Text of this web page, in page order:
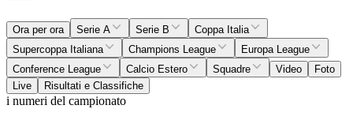
Ora per ora Serie A Serie B
Coppa Italia
Supercoppa Italiana
Champions League
Europa League
Conference League
Calcio Estero Squadre Video
Foto
Live
Risultati e Classifiche
i numeri del campionato